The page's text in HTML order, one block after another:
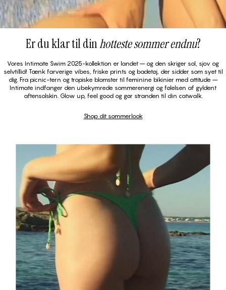
ROSIE - Ditsy Floral Blue
Tai Bikini Trusse
Shop dit sommerlook
Er du klar til dinhotteste sommer endnu?
Vores Intimate Swim 2025-kollektion er landet – og den skriger sol, sjov og
selvtillid! Tænk farverige vibes, friske prints og badetøj, der sidder som syet til
dig. Fra picnic-tern og tropiske blomster til feminine bikinier med attitude –
Intimate indfanger den ubekymrede sommerenergi og følelsen af gyldent
aftensolskin. Glow up, feel good og gør stranden til din catwalk.
Shop dit sommerlook